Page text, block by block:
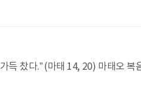
득 찼다.” (마태 14, 20) 마태오 복